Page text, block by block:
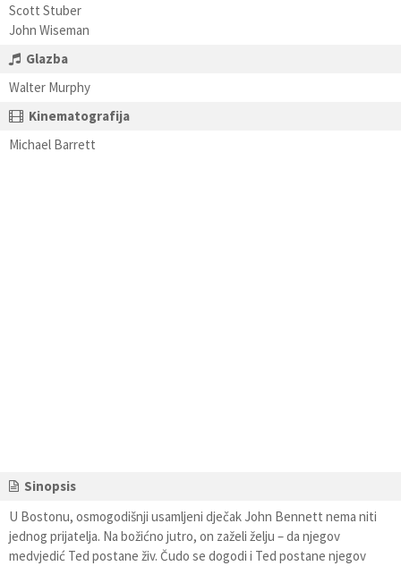
Scott Stuber
John Wiseman
Glazba
Walter Murphy
Kinematografija
Michael Barrett
Sinopsis
U Bostonu, osmogodišnji usamljeni dječak John Bennett nema niti
jednog prijatelja. Na božićno jutro, on zaželi želju – da njegov
medvjedić Ted postane živ. Čudo se dogodi i Ted postane njegov